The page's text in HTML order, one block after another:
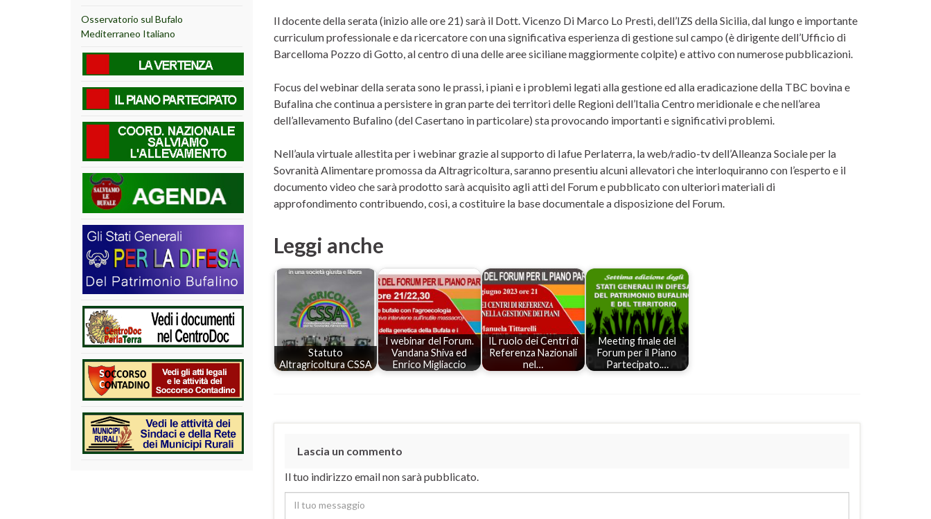
Il docente della serata (inizio alle ore 21) sarà il Dott. Vicenzo Di Marco Lo Presti, dell’IZS della Sicilia, dal lungo e importante
curriculum professionale e da ricercatore con una significativa esperienza di gestione sul campo (è dirigente dell’Ufficio di
Barcelloma Pozzo di Gotto, al centro di una delle aree siciliane maggiormente colpite) e attivo con numerose pubblicazioni.
Focus del webinar della serata sono le prassi, i piani e i problemi legati alla gestione ed alla eradicazione della TBC bovina e
Bufalina che continua a persistere in gran parte dei territori delle Regioni dell’Italia Centro meridionale e che nell’area
dell’allevamento Bufalino (del Casertano in particolare) sta provocando importanti e significativi problemi.
Nell’aula virtuale allestita per i webinar grazie al supporto di Iafue Perlaterra, la web/radio-tv dell’Alleanza Sociale per la
Sovranità Alimentare promossa da Altragricoltura, saranno presentiu alcuni allevatori che interloquiranno con l’esperto e il
documento video che sarà prodotto sarà acquisito agli atti del Forum e pubblicato con ulteriori materiali di
approfondimento contribuendo, cosi, a costituire la base documentale a disposizione del Forum.
Leggi anche
Statuto
Altragricoltura CSSA
I webinar del Forum.
Vandana Shiva ed
Enrico Migliaccio
IL ruolo dei Centri di
Referenza Nazionali
nel…
Meeting finale del
Forum per il Piano
Partecipato.…
Lascia un commento
Il tuo indirizzo email non sarà pubblicato.
Osservatorio sul Bufalo
Mediterraneo Italiano